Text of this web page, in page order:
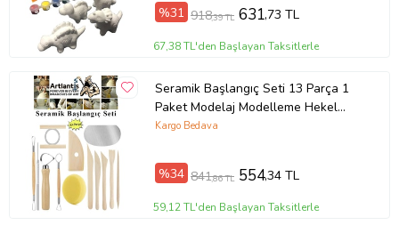
%31 918,39 TL 631,73 TL
67,38 TL'den Başlayan Taksitlerle
Seramik Başlangıç Seti 13 Parça 1
Paket Modelaj Modelleme Hekel
Çömlek Sanatsal Ebeşuar Hobi
Kargo Bedava
%34 841,86 TL 554,34 TL
59,12 TL'den Başlayan Taksitlerle